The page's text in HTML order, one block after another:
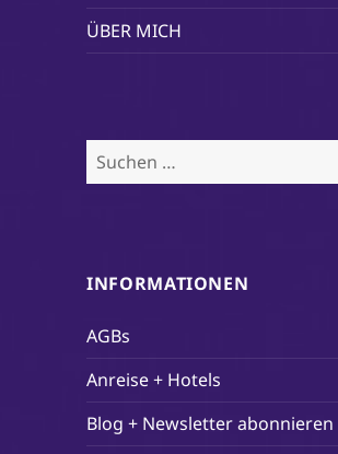
ÜBER MICH
Suchen
nach:
INFORMATIONEN
AGBs
Anreise + Hotels
Blog + Newsletter abonnieren